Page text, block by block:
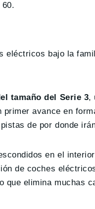
eléctricos bajo la
tamaño del Serie 3,
avance en
de por donde
en el
de coches
que elimina